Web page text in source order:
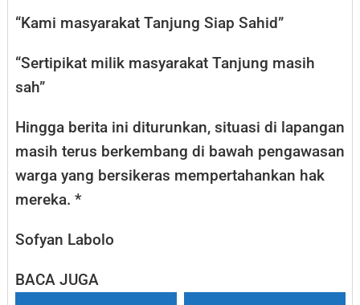
“Kami masyarakat Tanjung Siap Sahid”
“Sertipikat milik masyarakat Tanjung masih
sah”
Hingga berita ini diturunkan, situasi di lapangan
masih terus berkembang di bawah pengawasan
warga yang bersikeras mempertahankan hak
mereka. *
Sofyan Labolo
BACA JUGA